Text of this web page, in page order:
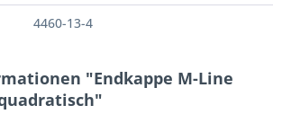
4460-13-4
"Endkappe M-Line